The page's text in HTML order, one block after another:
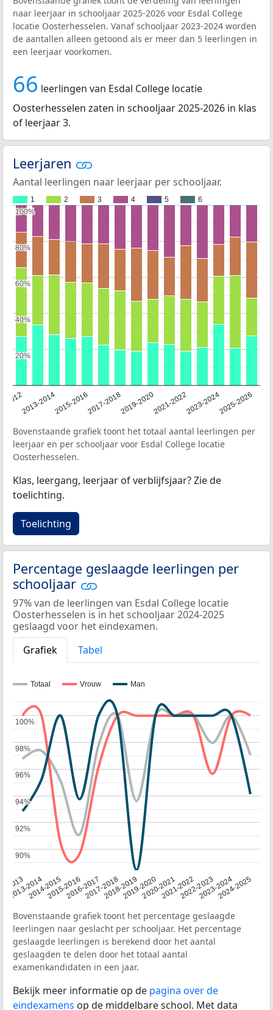
naar leerjaar in schooljaar 2025-2026 voor Esdal College
locatie Oosterhesselen. Vanaf schooljaar 2023-2024 worden
de aantallen alleen getoond als er meer dan 5 leerlingen in
een leerjaar voorkomen.
66 leerlingen van Esdal College locatie
Oosterhesselen zaten in schooljaar 2025-2026 in klas
of leerjaar 3.
Leerjaren
Aantal leerlingen naar leerjaar per schooljaar.
1 2 3 4 5 6
20122013-20142015-20162017-20182019-20202021-20222023-20242025-2026
20%
20%
40%
40%
60%
60%
80%
80%
100%
100%
Bovenstaande grafiek toont het totaal aantal leerlingen per
leerjaar en per schooljaar voor Esdal College locatie
Oosterhesselen.
Klas, leergang, leerjaar of verblijfsjaar? Zie de
toelichting.
Toelichting
Percentage geslaagde leerlingen per
schooljaar
97% van de leerlingen van Esdal College locatie
Oosterhesselen is in het schooljaar 2024-2025
geslaagd voor het eindexamen.
Grafiek
Tabel
Totaal Vrouw Man
2013
2013-2014
2014-20152015-20162016-20172017-20182018-20192019-20202020-20212021-20222022-20232023-20242024-2025
90%
90%
92%
92%
94%
94%
96%
96%
98%
98%
100%
100%
Bovenstaande grafiek toont het percentage geslaagde
leerlingen naar geslacht per schooljaar. Het percentage
geslaagde leerlingen is berekend door het aantal
geslaagden te delen door het totaal aantal
examenkandidaten in een jaar.
Bekijk meer informatie op de pagina over de
eindexamens op de middelbare school. Met data